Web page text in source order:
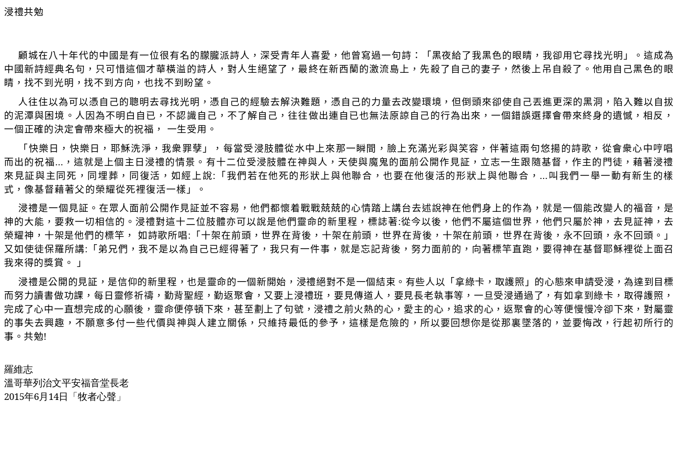
浸禮共勉
顧城在八十年代的中國是有一位很有名的朦朧派詩人，深受青年人喜愛，他曾寫過一句詩：「黑夜給了我黑色的眼睛，我卻用它尋找光明」。這成為
中國新詩經典名句，只可惜這個才華橫溢的詩人，對人生絕望了，最終在新西蘭的激流島上，先殺了自己的妻子，然後上吊自殺了。他用自己黑色的眼
睛，找不到光明，找不到方向，也找不到盼望。
人往住以為可以憑自己的聰明去尋找光明，憑自己的經驗去解決難題，憑自己的力量去改變環境，但倒頭來卻使自己丟進更深的黑洞，陷入難以自拔
的泥潭與困境。人因為不明白自已，不認識自己，不了解自己，往往做出連自已也無法原諒自己的行為出來，一個錯誤選擇會帶來終身的遺憾，相反，
一個正確的決定會帶來極大的祝福， 一生受用。
「快樂日，快樂日，耶穌洗淨，我衆罪孽」，每當受浸肢體從水中上來那一瞬間，臉上充滿光彩與笑容，伴著這兩句悠揚的詩歌，從會衆心中哼唱
而出的祝福… ，這就是上個主日浸禮的情景。有十二位受浸肢體在神與人，天使與魔鬼的面前公開作見証，立志一生跟隨基督，作主的門徒，藉著浸禮
來見証與主同死，同埋葬，同復活，如經上說: 「我們若在他死的形狀上與他聯合，也要在他復活的形狀上與他聯合， …叫我們一舉一動有新生的樣
式，像基督藉著父的榮耀從死裡復活一樣」。
浸禮是一個見証。在眾人面前公開作見証並不容易，他們都懷着戰戰兢兢的心情踏上講台去述說神在他們身上的作為，就是一個能改變人的福音，是
神的大能，要救一切相信的。浸禮對這十二位肢體亦可以說是他們靈命的新里程，標誌著:從今以後，他們不屬這個世界，他們只屬於神，去見証神，去
榮耀神，十架是他們的標竿， 如詩歌所唱: 「十架在前頭，世界在背後，十架在前頭，世界在背後，十架在前頭，世界在背後，永不回頭，永不回頭。」
又如使徒保羅所講: 「弟兄們，我不是以為自己已經得著了，我只有一件事，就是忘記背後，努力面前的，向著標竿直跑，要得神在基督耶穌裡從上面召
我來得的獎賞。 」
浸禮是公開的見証，是信仰的新里程，也是靈命的一個新開始，浸禮絕對不是一個結束。有些人以「拿綠卡，取護照」的心態來申請受浸，為達到目標
而努力讀書做功課，每日靈修祈禱，勤背聖經，勤返聚會，又要上浸禮班，要見傳道人，要見長老執事等，一旦受浸通過了，有如拿到綠卡，取得護照，
完成了心中一直想完成的心願後，靈命便停頓下來，甚至劃上了句號，浸禮之前火熱的心，愛主的心，追求的心，返聚會的心等便慢慢冷卻下來，對屬靈
的事失去興趣，不願意多付一些代價與神與人建立關係，只維持最低的參予，這樣是危險的，所以要回想你是從那裏墜落的，並要悔改，行起初所行的
事。共勉!
羅維志
溫哥華列治文平安福音堂長老
2015年6月14日「牧者心聲」